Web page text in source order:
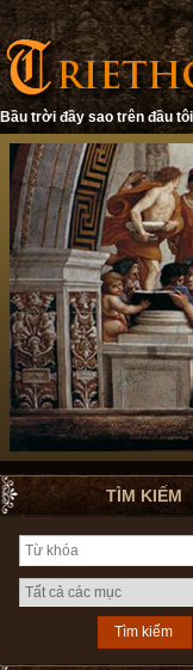
Bầu trời đầy sao trên đầu
TÌM KIẾM